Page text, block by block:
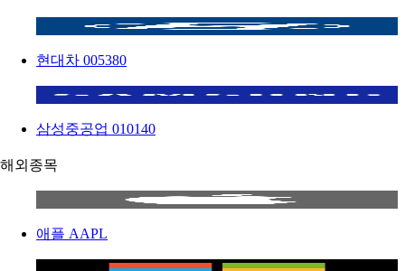
현대차 005380
삼성중공업 010140
해외종목
애플 AAPL